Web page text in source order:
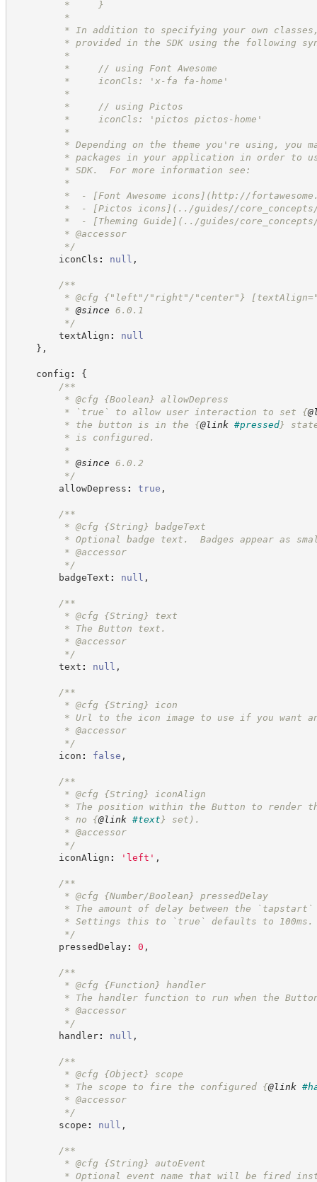
*     }
*
* In addition to specifying your own classes,
* provided in the SDK using the following
*
*     // using Font Awesome
*     iconCls: 'x-fa fa-home'
*
*     // using Pictos
*     iconCls: 'pictos pictos-home'
*
* Depending on the theme you're using, you
* packages in your application in order to
* SDK.  For more information see:
*
*  - [Font Awesome icons](http://
*  - [Pictos icons](../guides//core_concepts/
*  - [Theming Guide](../guides/core_concepts/
* @accessor
*/
iconCls : null ,
/**
* @cfg {"left"/"right"/"center"}
* @since 6.0.1
*/
textAlign :
null
} ,
config :
{
/**
* @cfg {Boolean}
allowDepress
* `true` to allow user interaction to set {
* the button is in the {@link #pressed}
* is configured.
*
* @since 6.0.2
*/
allowDepress : true ,
/**
* @cfg {String}
badgeText
* Optional badge text.  Badges appear as small
* @accessor
*/
badgeText : null ,
/**
* @cfg {String}
text
* The Button text.
* @accessor
*/
text : null ,
/**
* @cfg {String}
icon
* Url to the icon image to use if you want an
* @accessor
*/
icon : false ,
/**
* @cfg {String}
iconAlign
* The position within the Button to render the
* no {@link #text } set).
* @accessor
*/
iconAlign : ' left ' ,
/**
* @cfg {Number/Boolean} pressedDelay
* The amount of delay between the `tapstart`
* Settings this to `true` defaults to 100ms.
*/
pressedDelay: 0 ,
/**
* @cfg {Function}
handler
* The handler function to run when the Button
* @accessor
*/
handler: null ,
/**
* @cfg {Object}
scope
* The scope to fire the configured {@link
* @accessor
*/
scope : null ,
/**
* @cfg {String}
autoEvent
* Optional event name that will be fired